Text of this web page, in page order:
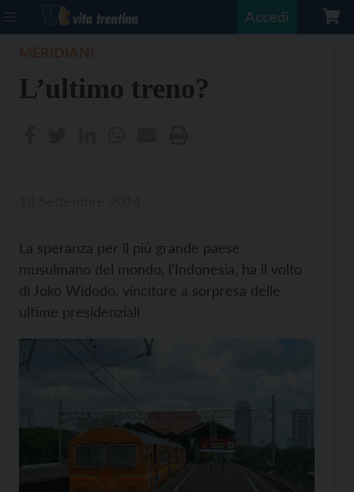
Accedi
L’ultimo treno?
La speranza per il più grande paese
musulmano del mondo, l’Indonesia, ha il volto
di Joko Widodo, vincitore a sorpresa delle
ultime presidenziali